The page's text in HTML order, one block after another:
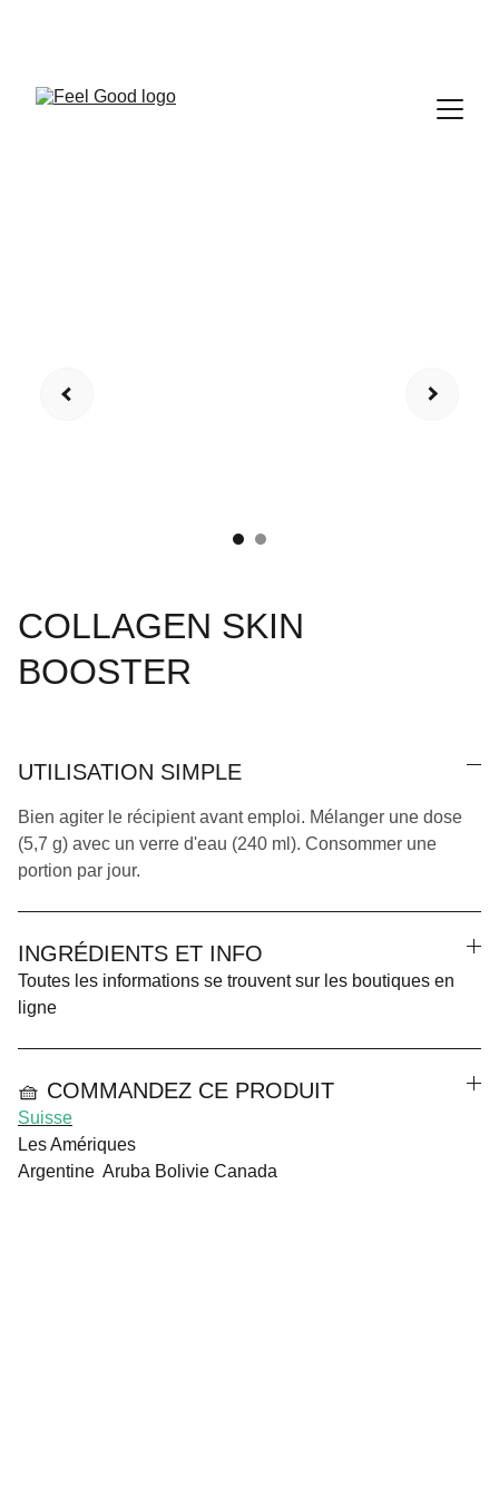
COLLAGEN SKIN
BOOSTER
UTILISATION SIMPLE
Bien agiter le récipient avant emploi. Mélanger une dose
(5,7 g) avec un verre d'eau (240 ml). Consommer une
portion par jour.
INGRÉDIENTS ET INFO
Toutes les informations se trouvent sur les boutiques en
ligne
🧺 COMMANDEZ CE PRODUIT
Suisse
Les Amériques
Argentine Aruba Bolivie Canada